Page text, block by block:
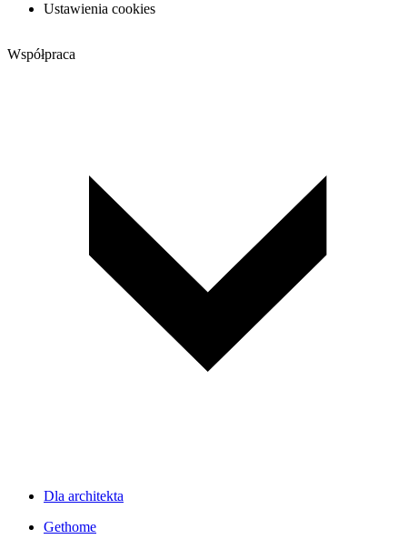
Ustawienia cookies
Współpraca
Dla architekta
Gethome